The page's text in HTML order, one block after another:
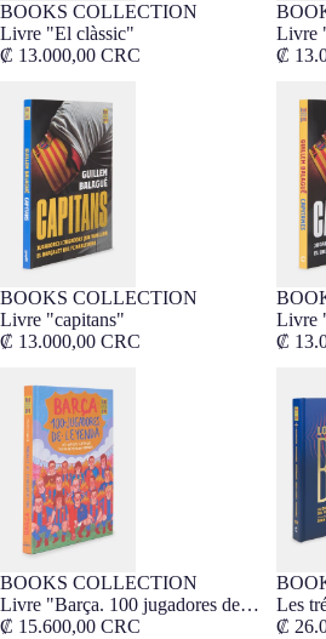
BOOKS COLLECTION
Livre "El clàssic"
₡ 13.000,00 CRC
Livre
₡
BOOKS COLLECTION
Livre "capitans"
₡ 13.000,00 CRC
Livre
₡
leyenda"
BOOKS COLLECTION
Livre "Barça. 100 jugadores de
leyenda"
₡ 15.600,00 CRC
Les
₡